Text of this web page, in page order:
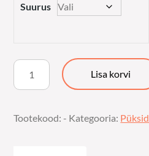
Suurus
Mõnusad
pehmed
kogus
Lisa korvi
Tootekood:- Kategooria: Püksid